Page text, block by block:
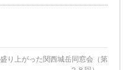
盛り上がった関西城岳同窓会（第